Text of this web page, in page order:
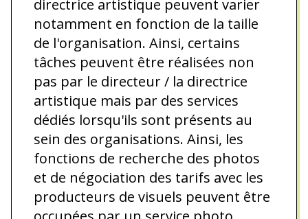
directrice artistique peuvent varier
notamment en fonction de la taille
de l'organisation. Ainsi, certains
tâches peuvent être réalisées non
pas par le directeur / la directrice
artistique mais par des services
dédiés lorsqu'ils sont présents au
sein des organisations. Ainsi, les
fonctions de recherche des photos
et de négociation des tarifs avec les
producteurs de visuels peuvent être